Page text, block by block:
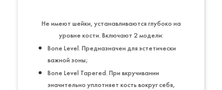
Не имеют шейки, устанавливаются глубоко на
уровне кости. Включают 2 модели:
Bone Level. Предназначен для эстетически
важной зоны;
Bone Level Tapered. При вкручивании
значительно уплотняет кость вокруг себя,